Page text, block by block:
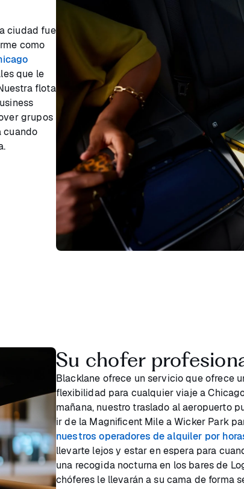
ciudad fue
como
que le
flota
grupos
cuando
Su chofer
Blacklane ofrece un servicio que ofrece
flexibilidad para cualquier viaje a
mañana, nuestro traslado al aeropuerto
ir de la Magnificent Mile a Wicker Park
nuestros operadores de alquiler por
llevarte lejos y estar en espera para
una recogida nocturna en los bares de
chóferes le llevarán a su cama de forma